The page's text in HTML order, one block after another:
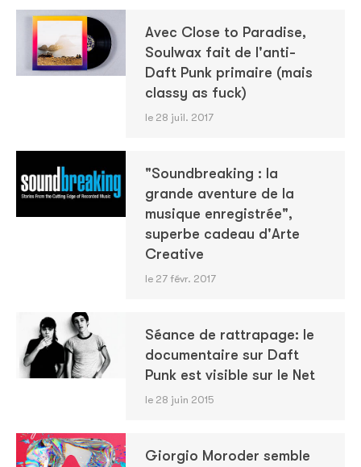
Avec Close to Paradise,
Soulwax fait de l'anti-
Daft Punk primaire (mais
classy as fuck)
le 28 juil. 2017
"Soundbreaking : la
grande aventure de la
musique enregistrée",
superbe cadeau d'Arte
Creative
le 27 févr. 2017
Séance de rattrapage: le
documentaire sur Daft
Punk est visible sur le Net
le 28 juin 2015
Giorgio Moroder semble